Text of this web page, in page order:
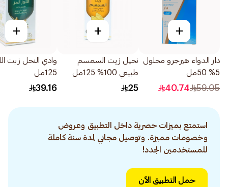
+
دار الدواء هيرجرو محلول
5% 50مل
59.05
40.74
+
نحيل زيت السمسم
طبيعي 100% 125مل
25
+
وادي النحل زيت
125مل
39.16
استمتع بميزات حصرية داخل التطبيق وعروض
وخصومات مميزة. وتوصيل مجاني لمدة سنة كاملة
للمستخدمين الجدد!
حمل التطبيق الآن